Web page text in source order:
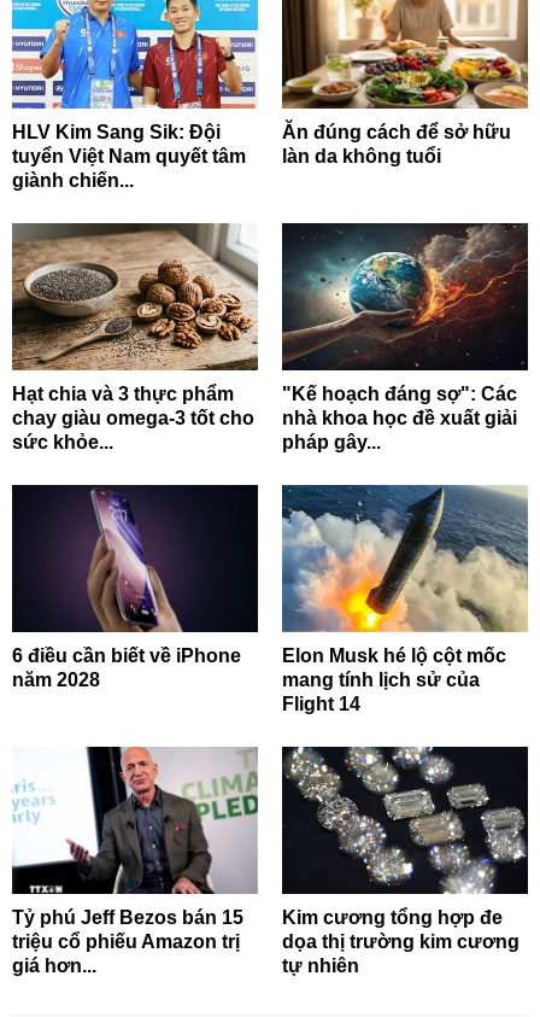
HLV Kim Sang Sik: Đội
tuyển Việt Nam quyết tâm
giành chiến...
Ăn đúng cách để sở hữu
làn da không tuổi
Hạt chia và 3 thực phẩm
chay giàu omega-3 tốt cho
sức khỏe...
"Kế hoạch đáng sợ": Các
nhà khoa học đề xuất giải
pháp gây...
6 điều cần biết về iPhone
năm 2028
Elon Musk hé lộ cột mốc
mang tính lịch sử của
Flight 14
Tỷ phú Jeff Bezos bán 15
triệu cổ phiếu Amazon trị
giá hơn...
Kim cương tổng hợp đe
dọa thị trường kim cương
tự nhiên